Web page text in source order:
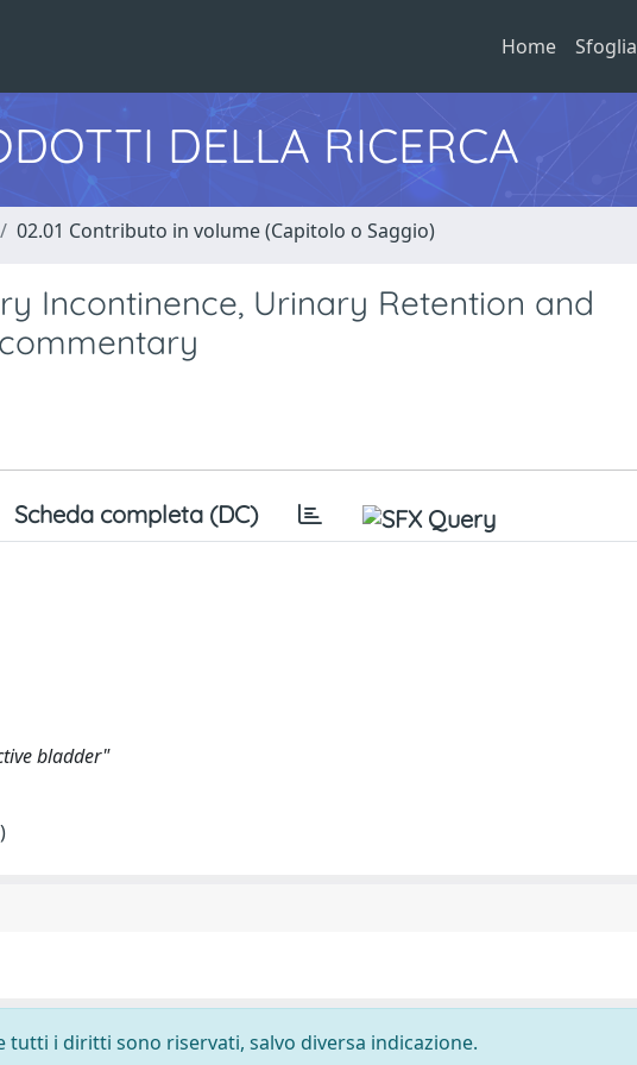
Home Sfoglia
DELLA RICERCA
02.01 Contributo in volume (Capitolo o Saggio)
Incontinence, Urinary Retention and
Scheda completa (DC)
bladder"
i diritti sono riservati, salvo diversa indicazione.